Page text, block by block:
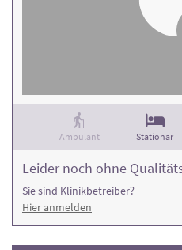
Ambulant Stationär
Leider noch ohne
Sie sind Klinikbetreiber?
Hier anmelden